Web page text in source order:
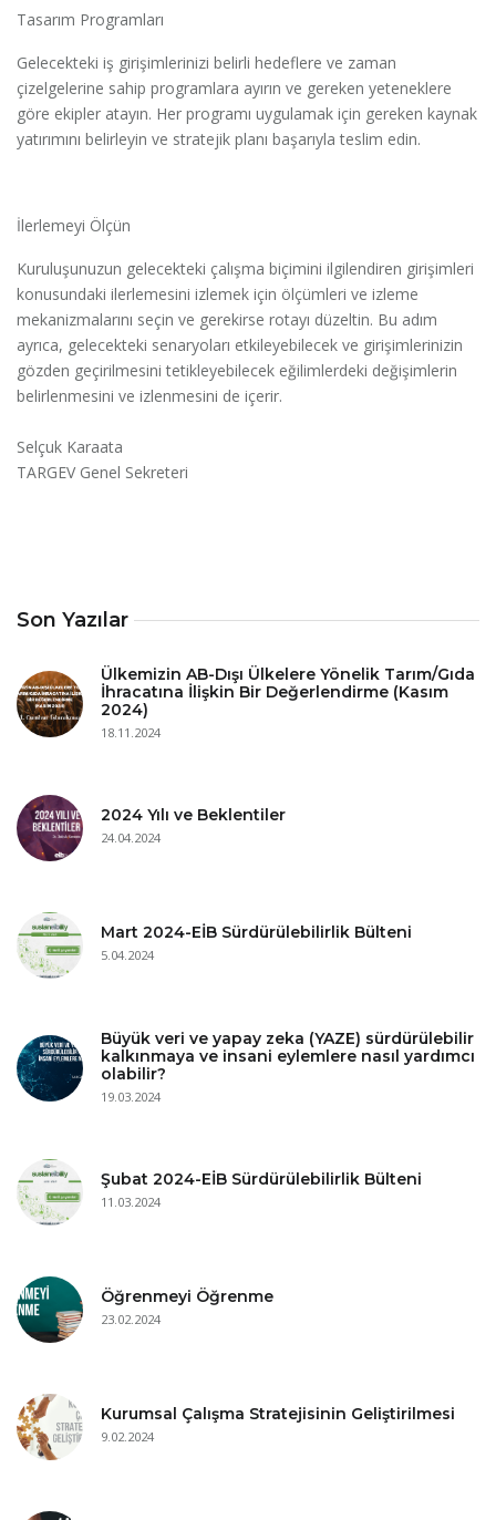
Son Yazılar
Ülkemizin AB-Dışı Ülkelere Yönelik Tarım/Gıda
İhracatına İlişkin Bir Değerlendirme (Kasım
2024)
18.11.2024
2024 Yılı ve Beklentiler
24.04.2024
Mart 2024-EİB Sürdürülebilirlik Bülteni
5.04.2024
Büyük veri ve yapay zeka (YAZE) sürdürülebilir
kalkınmaya ve insani eylemlere nasıl yardımcı
olabilir?
19.03.2024
Şubat 2024-EİB Sürdürülebilirlik Bülteni
11.03.2024
Öğrenmeyi Öğrenme
23.02.2024
Kurumsal Çalışma Stratejisinin Geliştirilmesi
9.02.2024
Tasarım Programları
Gelecekteki iş girişimlerinizi belirli hedeflere ve zaman
çizelgelerine sahip programlara ayırın ve gereken yeteneklere
göre ekipler atayın. Her programı uygulamak için gereken kaynak
yatırımını belirleyin ve stratejik planı başarıyla teslim edin.
İlerlemeyi Ölçün
Kuruluşunuzun gelecekteki çalışma biçimini ilgilendiren girişimleri
konusundaki ilerlemesini izlemek için ölçümleri ve izleme
mekanizmalarını seçin ve gerekirse rotayı düzeltin. Bu adım
ayrıca, gelecekteki senaryoları etkileyebilecek ve girişimlerinizin
gözden geçirilmesini tetikleyebilecek eğilimlerdeki değişimlerin
belirlenmesini ve izlenmesini de içerir.
Selçuk Karaata
TARGEV Genel Sekreteri